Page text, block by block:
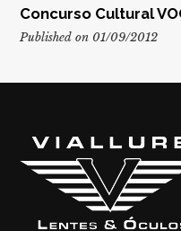
Concurso Cultural
Published on 01/09/2012